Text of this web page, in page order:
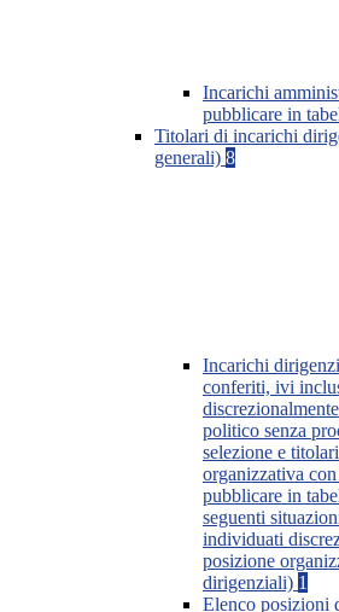
Incarichi
pubblicare in
Titolari di incarichi
generali) 8
Incarichi
conferiti, ivi
politico senza
selezione e
organizzativa
pubblicare in
seguenti
individuati
posizione
dirigenziali) 1
Elenco posizioni